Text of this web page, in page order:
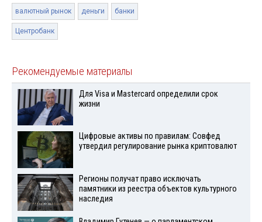
валютный рынок деньги банки
Центробанк
Рекомендуемые материалы
Для Visа и Mastercard определили срок
жизни
Цифровые активы по правилам: Совфед
утвердил регулирование рынка криптовалют
Регионы получат право исключать
памятники из реестра объектов культурного
наследия